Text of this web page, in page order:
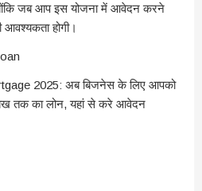
जब आप इस योजना में आवेदन करने
होगी।
2025: अब बिजनेस के लिए आपको
तक का लोन, यहां से करे आवेदन